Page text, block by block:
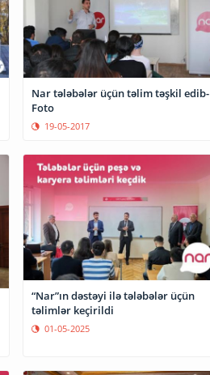
Nar tələbələr üçün təlim təşkil edib-
Foto
19-05-2017
“Nar”ın dəstəyi ilə tələbələr üçün
təlimlər keçirildi
01-05-2025